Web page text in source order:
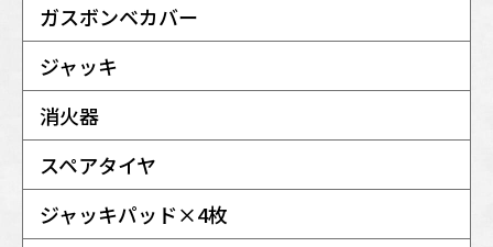
ガスボンベカバー
ジャッキ
消火器
スペアタイヤ
ジャッキパッド×4枚